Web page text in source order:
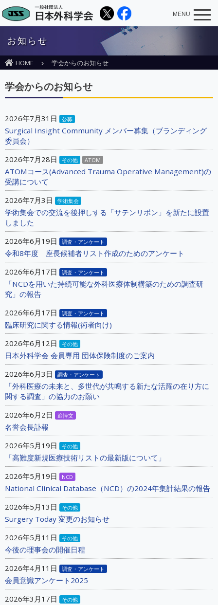
MENU
お知らせ
HOME 学会からのお知らせ
学会からのお知らせ
2026年7月31日 公募
Surgical Insight Community メンバー募集（ブランディング
委員会）
2026年7月28日
その他 ATOM
ATOMコース(Advanced Trauma Operative Management)の
受講について
2026年7月3日
学術集会
学術集会での交流を後押しする「サテンリボン」を新たに設置
しました
2026年6月19日
調査・アンケート
令和8年度 座長候補者リスト作成のためのアンケート
2026年6月17日
調査・アンケート
「NCDを用いた持続可能な外科医療体制構築のための調査研
究」の報告
2026年6月17日
調査・アンケート
臨床研究に関する情報(術者向け)
2026年6月12日
その他
日本外科学会 会員専用 団体保険制度のご案内
2026年6月3日
調査・アンケート
「外科医療の未来と、多世代が共鳴する新たな活躍の在り方に
関する調査」の協力のお願い
2026年6月2日
追悼文
名誉会長訃報
2026年5月19日
その他
「高難度新規医療技術リストの最新版について」
2026年5月19日
NCD
National Clinical Database（NCD）の2024年集計結果の報告
2026年5月13日
その他
Surgery Today 変更のお知らせ
2026年5月11日
その他
今後の理事会の開催日程
2026年4月11日
調査・アンケート
会員意識アンケート2025
2026年3月17日
その他